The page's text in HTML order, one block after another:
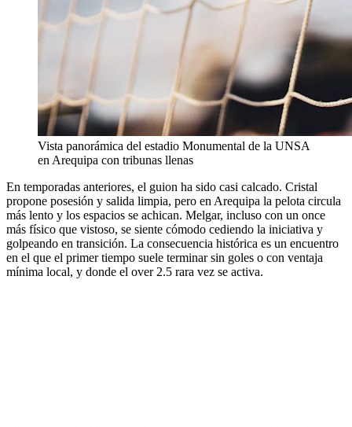
Vista panorámica del estadio Monumental de la UNSA
en Arequipa con tribunas llenas
En temporadas anteriores, el guion ha sido casi calcado. Cristal
propone posesión y salida limpia, pero en Arequipa la pelota circula
más lento y los espacios se achican. Melgar, incluso con un once
más físico que vistoso, se siente cómodo cediendo la iniciativa y
golpeando en transición. La consecuencia histórica es un encuentro
en el que el primer tiempo suele terminar sin goles o con ventaja
mínima local, y donde el over 2.5 rara vez se activa.